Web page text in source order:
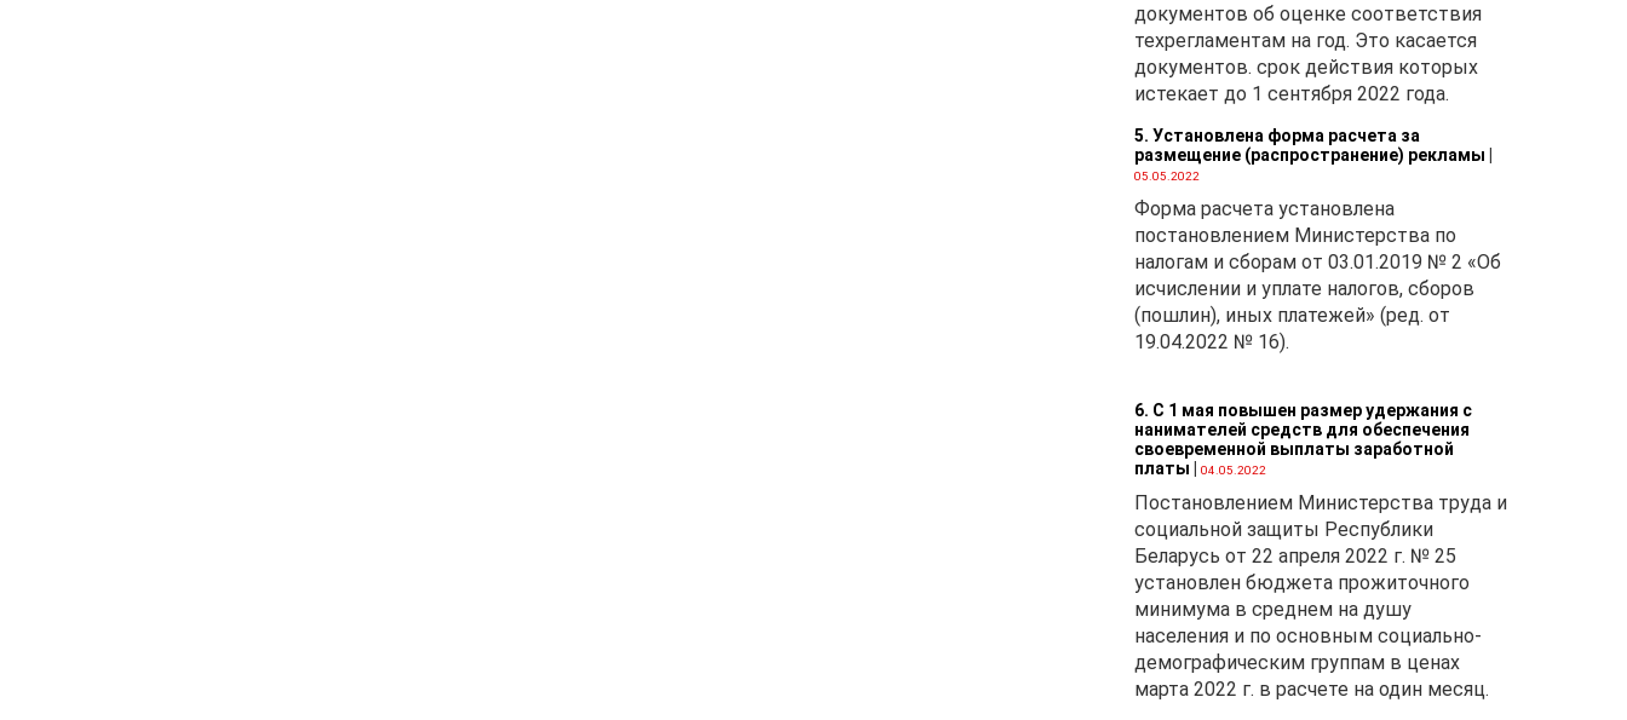
документов об оценке соответствия
техрегламентам на год. Это касается
документов. срок действия которых
истекает до 1 сентября 2022 года.
5. Установлена форма расчета за
размещение (распространение) рекламы
05.05.2022
Форма расчета установлена
постановлением Министерства по
налогам и сборам от 03.01.2019 № 2 «Об
исчислении и уплате налогов, сборов
(пошлин), иных платежей» (ред. от
19.04.2022 № 16).
6. С 1 мая повышен размер удержания с
нанимателей средств для обеспечения
своевременной выплаты заработной
платы
04.05.2022
Постановлением Министерства труда и
социальной защиты Республики
Беларусь от 22 апреля 2022 г. № 25
установлен бюджета прожиточного
минимума в среднем на душу
населения и по основным социально-
демографическим группам в ценах
марта 2022 г. в расчете на один месяц.